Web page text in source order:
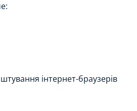
інтернет-браузерів